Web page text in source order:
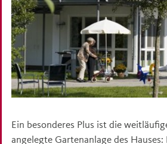
Ein besonderes Plus ist die
angelegte Gartenanlage des